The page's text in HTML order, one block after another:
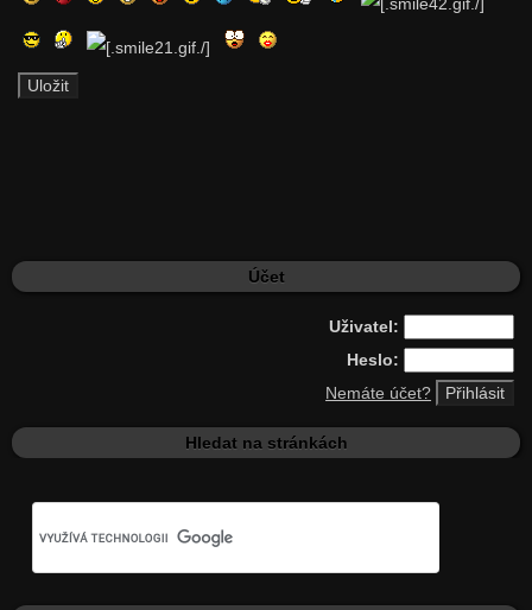
Účet
Uživatel:
Heslo:
Nemáte účet?
Hledat na stránkách